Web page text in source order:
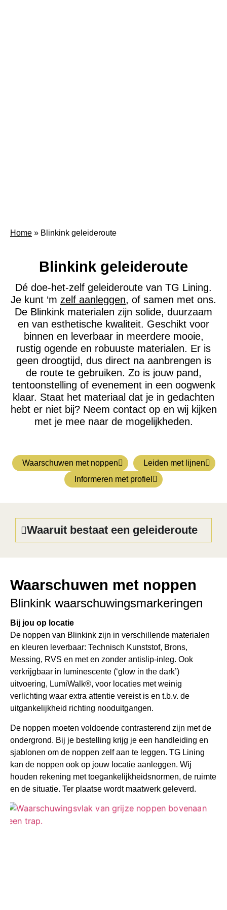
Home » Blinkink geleideroute
Blinkink geleideroute
Dé doe-het-zelf geleideroute van TG Lining.
Je kunt ‘m zelf aanleggen, of samen met ons.
De Blinkink materialen zijn solide, duurzaam
en van esthetische kwaliteit. Geschikt voor
binnen en leverbaar in meerdere mooie,
rustig ogende en robuuste materialen. Er is
geen droogtijd, dus direct na aanbrengen is
de route te gebruiken. Zo is jouw pand,
tentoonstelling of evenement in een oogwenk
klaar. Staat het materiaal dat je in gedachten
hebt er niet bij? Neem contact op en wij kijken
met je mee naar de mogelijkheden.
Waarschuwen met noppen
Leiden met lijnen
Informeren met profiel
Waaruit bestaat een geleideroute
Waarschuwen met noppen
Blinkink waarschuwingsmarkeringen
Bij jou op locatie
De noppen van Blinkink zijn in verschillende materialen
en kleuren leverbaar: Technisch Kunststof, Brons,
Messing, RVS en met en zonder antislip-inleg. Ook
verkrijgbaar in luminescente (‘glow in the dark’)
uitvoering, LumiWalk®, voor locaties met weinig
verlichting waar extra attentie vereist is en t.b.v. de
uitgankelijkheid richting nooduitgangen.
De noppen moeten voldoende contrasterend zijn met de
ondergrond. Bij je bestelling krijg je een handleiding en
sjablonen om de noppen zelf aan te leggen. TG Lining
kan de noppen ook op jouw locatie aanleggen. Wij
houden rekening met toegankelijkheidsnormen, de ruimte
en de situatie. Ter plaatse wordt maatwerk geleverd.